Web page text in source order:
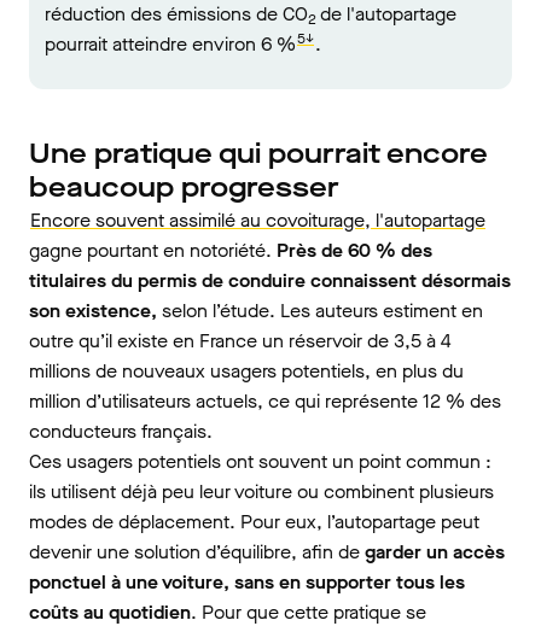
réduction des émissions de CO2de l'autopartage
pourrait atteindre environ 6 %5↓.
Une pratique qui pourrait encore
beaucoup progresser
Encore souvent assimilé au covoiturage, l'autopartage
gagne pourtant en notoriété. Près de 60 % des
titulaires du permis de conduire connaissent désormais
son existence, selon l’étude. Les auteurs estiment en
outre qu’il existe en France un réservoir de 3,5 à 4
millions de nouveaux usagers potentiels, en plus du
million d’utilisateurs actuels, ce qui représente 12 % des
conducteurs français.
Ces usagers potentiels ont souvent un point commun :
ils utilisent déjà peu leur voiture ou combinent plusieurs
modes de déplacement. Pour eux, l’autopartage peut
devenir une solution d’équilibre, afin degarder un accès
ponctuel à une voiture, sans en supporter tous les
coûts au quotidien. Pour que cette pratique se